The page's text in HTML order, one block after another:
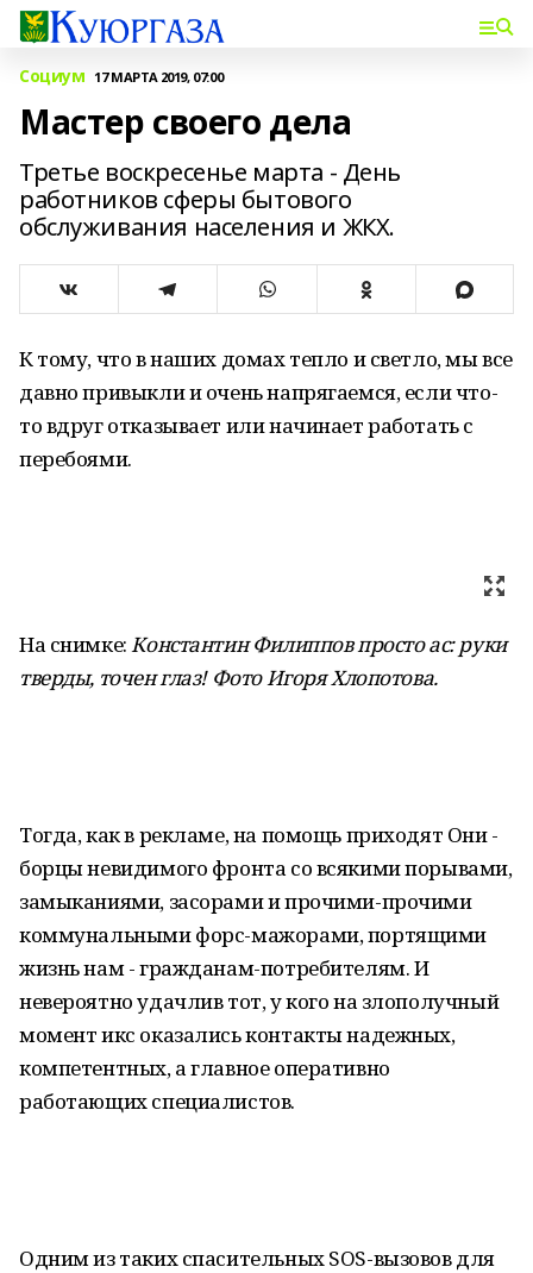
Социум 17 МАРТА 2019, 07:00
Мастер своего дела
Третье воскресенье марта - День
работников сферы бытового
обслуживания населения и ЖКХ.
К тому, что в наших домах тепло и светло, мы все
давно привыкли и очень напрягаемся, если что-
то вдруг отказывает или начинает работать с
перебоями.
На снимке:Константин Филиппов просто ас: руки
тверды, точен глаз! Фото Игоря Хлопотова.
Тогда, как в рекламе, на помощь приходят Они -
борцы невидимого фронта со всякими порывами,
замыканиями, засорами и прочими-прочими
коммунальными форс-мажорами, портящими
жизнь нам - гражданам-потребителям. И
невероятно удачлив тот, у кого на злополучный
момент икс оказались контакты надежных,
компетентных, а главное оперативно
работающих специалистов.
Одним из таких спасительных SOS-вызовов для